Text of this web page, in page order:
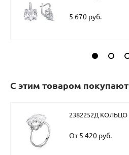
5 670 руб.
С этим товаром покупают
2382252Д КОЛЬЦО
От 5 420 руб.